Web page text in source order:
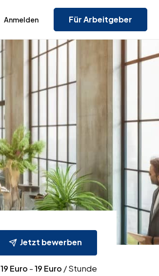
Anmelden Für Arbeitgeber
Jetzt bewerben
19 Euro -19 Euro / Stunde